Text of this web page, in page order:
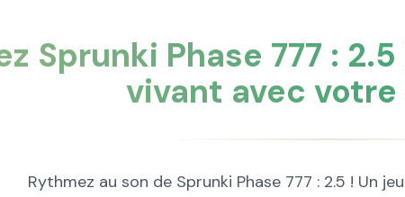
Sprunki Phase 777 :
vivant avec votre
Rythmez au son de Sprunki Phase 777 : 2.5 ! Un